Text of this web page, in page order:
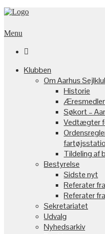
Menu

Klubben
Om Aarhus
Historie
Søkort –
Vedtægter
Tildeling af
Bestyrelse
Sidste nyt
Referater
Referater
Sekretariatet
Udvalg
Nyhedsarkiv